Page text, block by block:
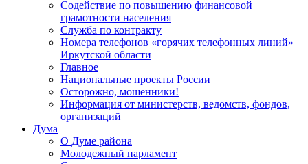
Содействие по повышению финансовой
грамотности населения
Служба по контракту
Номера телефонов «горячих телефонных линий»
Иркутской области
Главное
Национальные проекты России
Осторожно, мошенники!
Информация от министерств, ведомств, фондов,
организаций
Дума
О Думе района
Молодежный парламент